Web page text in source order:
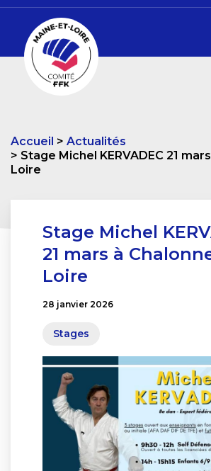
Accueil
Actualités
Stage Michel KERVADEC 21
Loire
Stage Michel
21 mars à
Loire
28 janvier 2026
Stages